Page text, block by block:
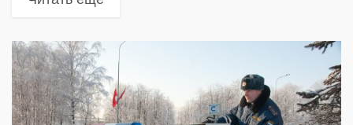
средств (ТС) разными методами:
радиолокационным,...